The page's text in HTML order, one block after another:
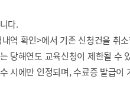
다.
역 확인>에서 기존 신청건을 취
당해연도 교육신청이 제한될 수
시에만 인정되며, 수료증 발급이